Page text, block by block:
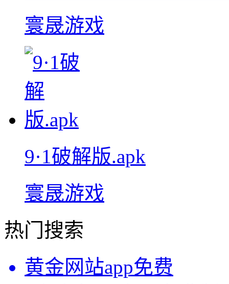
寰晟游戏
9·1破解版.apk
寰晟游戏
热门搜索
黄金网站app免费